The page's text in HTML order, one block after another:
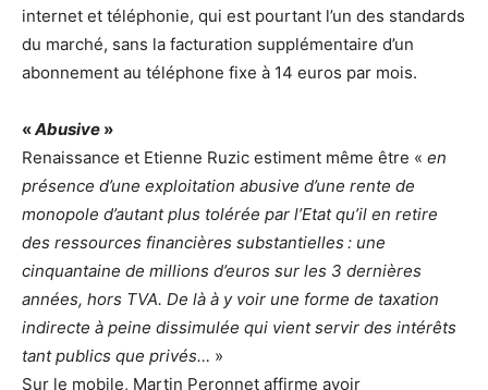
internet et téléphonie, qui est pourtant l’un des standards
du marché, sans la facturation supplémentaire d’un
abonnement au téléphone fixe à 14 euros par mois.
«Abusive »
Renaissance et Etienne Ruzic estiment même être « en
présence d’une exploitation abusive d’une rente de
monopole d’autant plus tolérée par l’Etat qu’il en retire
des ressources financières substantielles : une
cinquantaine de millions d’euros sur les 3 dernières
années, hors TVA. De là à y voir une forme de taxation
indirecte à peine dissimulée qui vient servir des intérêts
tant publics que privés… »
Sur le mobile, Martin Peronnet affirme avoir